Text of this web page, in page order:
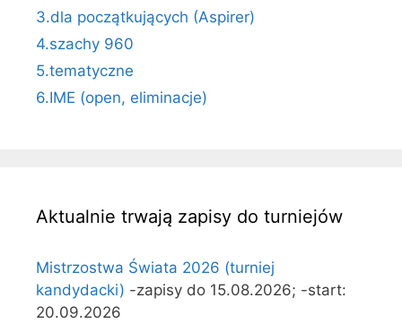
3.dla początkujących (Aspirer)
4.szachy 960
5.tematyczne
6.IME (open, eliminacje)
Aktualnie trwają zapisy do turniejów
Mistrzostwa Świata 2026 (turniej
kandydacki) -zapisy do 15.08.2026; -start:
20.09.2026